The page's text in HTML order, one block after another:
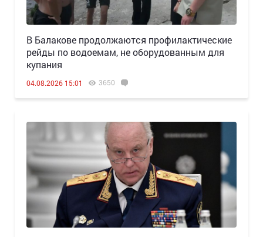
В Балакове продолжаются профилактические
рейды по водоемам, не оборудованным для
купания
04.08.2026 15:01 3650